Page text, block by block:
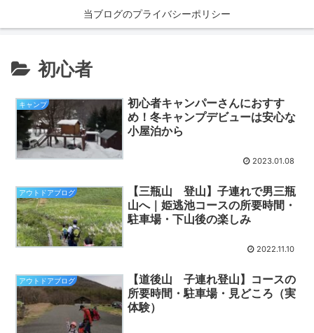
当ブログのプライバシーポリシー
初心者
キャンプ
初心者キャンパーさんにおすす
め！冬キャンプデビューは安心な
小屋泊から
2023.01.08
アウトドアブログ
【三瓶山 登山】子連れで男三瓶
山へ｜姫逃池コースの所要時間・
駐車場・下山後の楽しみ
2022.11.10
アウトドアブログ
【道後山 子連れ登山】コースの
所要時間・駐車場・見どころ（実
体験）